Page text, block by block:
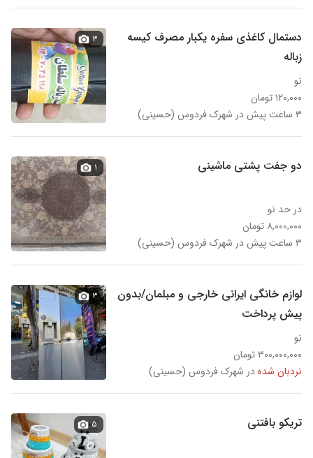
دستمال کاغذی سفره یکبار مصرف کیسه
زباله
نو
۱۲۰,۰۰۰ تومان
۳ ساعت پیش در شهرک فردوس (حسینی)
۳
دو جفت پشتی ماشینی
در حد نو
۸,۰۰۰,۰۰۰ تومان
۳ ساعت پیش در شهرک فردوس (حسینی)
۱
لوازم خانگی ایرانی خارجی و مبلمان/بدون
پیش پرداخت
نو
۳۰۰,۰۰۰,۰۰۰ تومان
نردبان شدهدر شهرک فردوس (حسینی)
۳
تریکو بافتنی ۵